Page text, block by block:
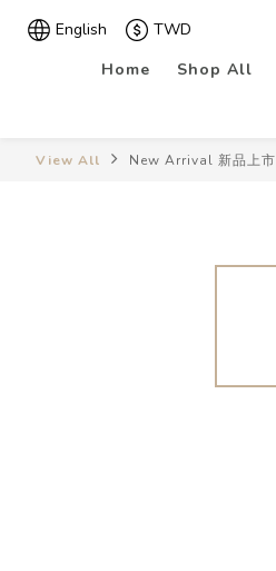
English TWD
Home
Shop All
View All New Arrival 新品上市